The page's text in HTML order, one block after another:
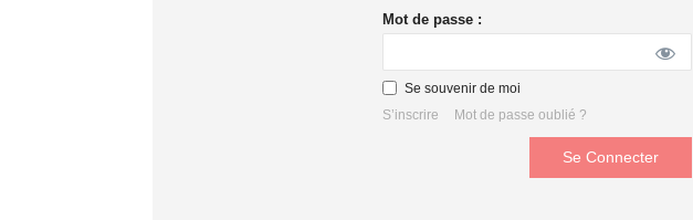
Mot de passe :
Se souvenir de moi
S’inscrire
Mot de passe oublié ?